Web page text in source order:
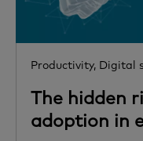
Productivity, Digital
The hidden
adoption in